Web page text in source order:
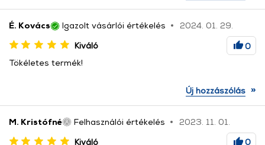
É. Kovács Igazolt vásárlói értékelés
2024. 01. 29.
Kiváló
0
Tökéletes termék!
Új hozzászólás »
M. Kristófné Felhasználói értékelés
2023. 11. 01.
Kiváló
0